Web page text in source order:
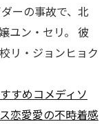
ーの事故で、北
ユン・セリ。 彼
リ・ジョンヒョク
すめコメディ ソ
恋愛愛の不時着感